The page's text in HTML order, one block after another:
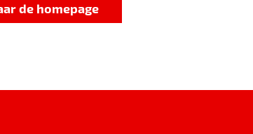
de homepage